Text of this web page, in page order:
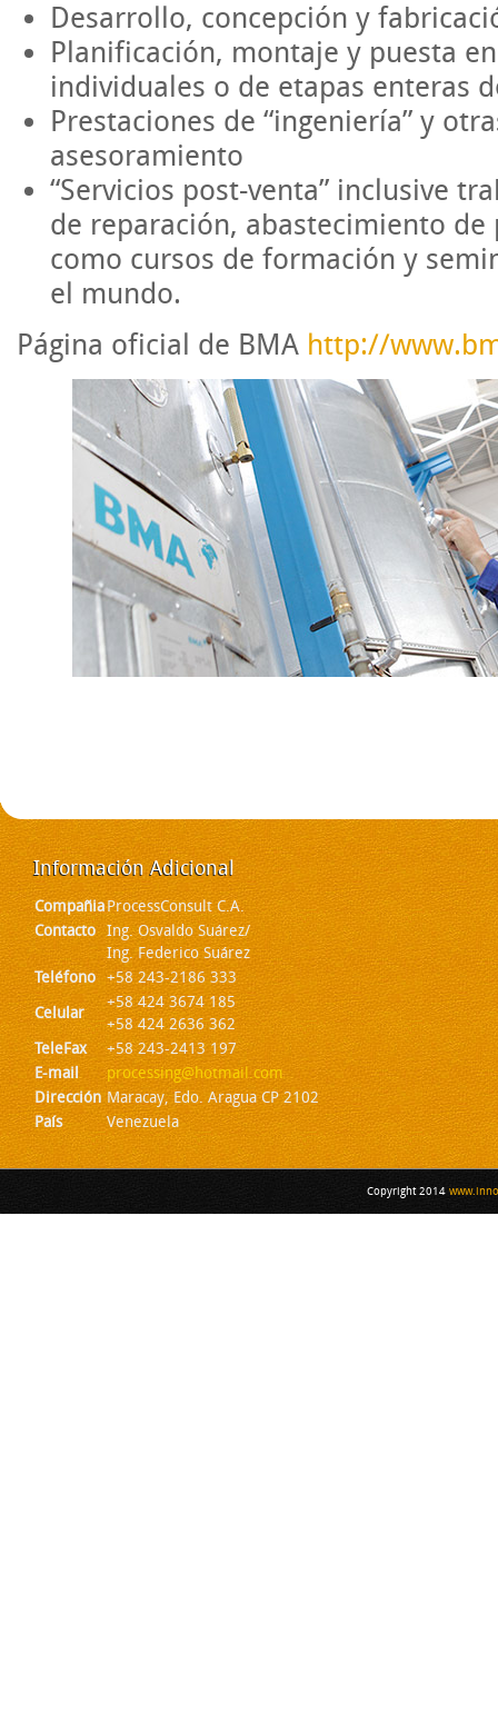
Desarrollo, concepción y
Planificación, montaje y puesta
individuales o de etapas enteras
Prestaciones de “ingeniería” y
asesoramiento
“Servicios post-venta” inclusive
de reparación, abastecimiento de
como cursos de formación y
el mundo.
Página oficial de BMA http://
InformaciónAdicional
CompañiaProcessConsult C.A.
Contacto Ing. Osvaldo Suárez/
Ing. Federico Suárez
Teléfono +58 243-2186 333
Celular
+58 424 3674 185
+58 424 2636 362
TeleFax
+58 243-2413 197
E-mail
processing@hotmail.com
Dirección Maracay, Edo. Aragua CP 2102
País
Venezuela
Copyright 2014